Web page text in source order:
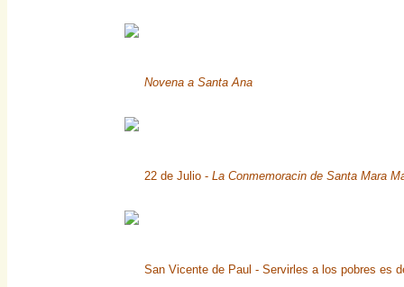
Novena a Santa Ana
22 de Julio - La Conmemoracin de Santa Mara
San Vicente de Paul - Servirles a los pobres es